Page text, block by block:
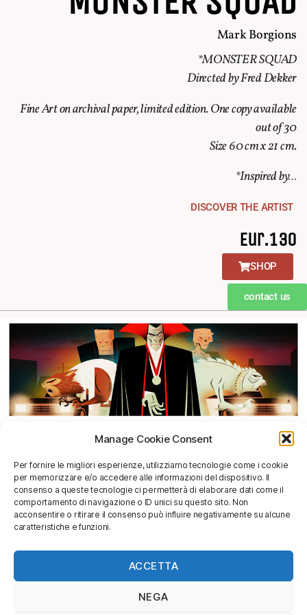
Manage Cookie Consent
Per fornire le migliori esperienze, utilizziamo tecnologie come i cookie
per memorizzare e/o accedere alle informazioni del dispositivo. Il
consenso a queste tecnologie ci permetterà di elaborare dati come il
comportamento di navigazione o ID unici su questo sito. Non
acconsentire o ritirare il consenso può influire negativamente su alcune
caratteristiche e funzioni.
ACCETTA
NEGA
Mark Borgions
*MONSTER SQUAD
Directed by Fred Dekker
Fine Art on archival paper, limited edition. One copy available
out of 30
Size 60 cm x 21 cm.
*Inspired by…
DISCOVER THE ARTIST
Eur.130
SHOP
contact us
SHOP
info@soggettivagallery.com
[mailpoet_form id="4"]